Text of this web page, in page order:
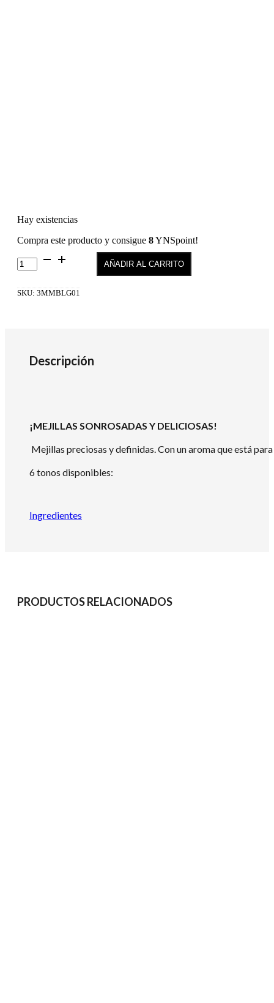
Hay existencias
Compra este producto y consigue 8YNSpoint!
Oh
I
Blushing!-
cantidad
AÑADIR AL CARRITO
SKU: 3MMBLG01
Descripción
¡MEJILLAS SONROSADAS Y DELICIOSAS!
Mejillas preciosas y definidas. Con un aroma que está
6 tonos disponibles:
Ingredientes
PRODUCTOS RELACIONADOS